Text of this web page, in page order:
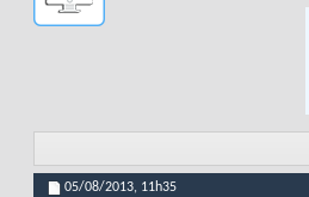
05/08/2013, 11h35